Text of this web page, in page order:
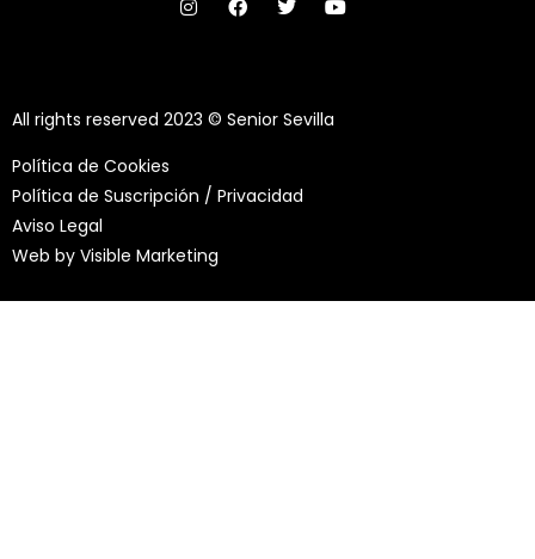
All rights reserved 2023 © Senior Sevilla
Política de Cookies
Política de Suscripción / Privacidad
Aviso Legal
Web by Visible Marketing